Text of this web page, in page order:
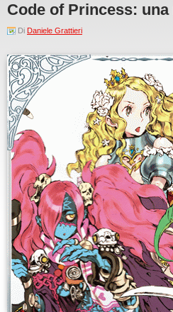
Code of Princess:
Di Daniele Grattieri